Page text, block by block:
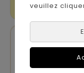
veuillez
Prix
69,90 €